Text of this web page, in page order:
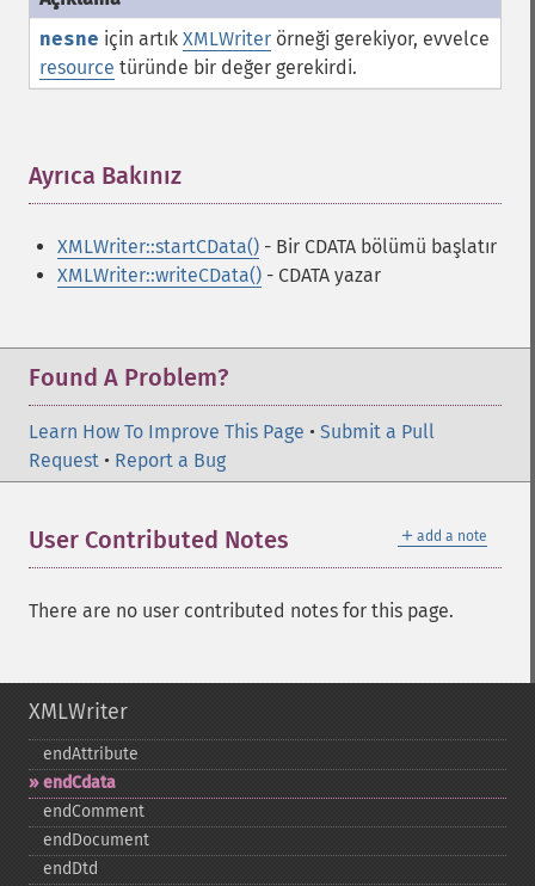
nesne için artık XMLWriter örneği gerekiyor, evvelce
resource türünde bir değer gerekirdi.
Ayrıca Bakınız
XMLWriter::startCData() - Bir CDATA bölümü başlatır
XMLWriter::writeCData() - CDATA yazar
Found A Problem?
Learn How To Improve This Page • Submit a Pull
Request • Report a Bug
＋ add a note
User Contributed Notes
There are no user contributed notes for this page.
XMLWriter
endAttribute
endCdata
endComment
endDocument
endDtd